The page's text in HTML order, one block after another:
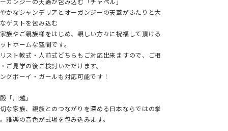
かなシャンデリアとオーガンジーの天蓋がふたりと大
ゲストを包み込む
族やご親族様をはじめ、親しい方々に祝福して頂ける
トホームな空間です。
スト教式・人前式どちらもご対応出来ますので、ご相
ご見学の後ご検討いただけます。
グボーイ・ガールも対応可能です！
「川越」
な家族、親族とのつながりを深める日本ならではの挙
雅楽の音色が式場を包み込みます。